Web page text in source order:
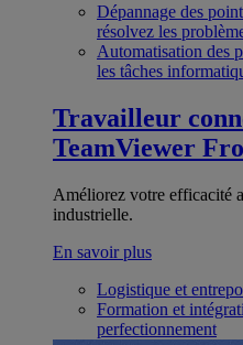
Dépannage des
résolvez les
Automatisation des
les tâches
Travailleur
TeamViewer
Améliorez votre efficacité
industrielle.
En savoir plus
Logistique et
Formation et
perfectionnement